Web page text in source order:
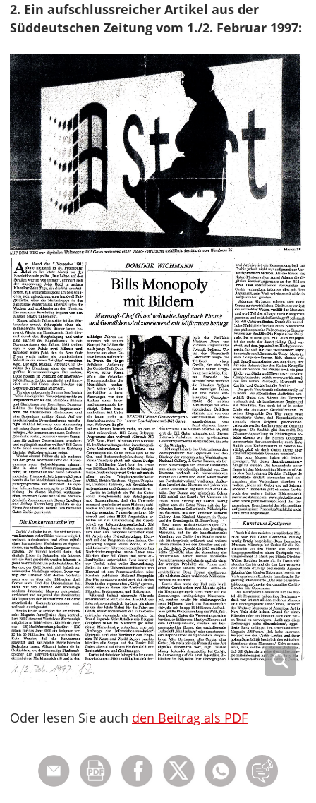
2. Ein aufschlussreicher Artikel aus der
Süddeutschen Zeitung vom 1./2. Februar 1997:
Oder lesen Sie auch den Beitrag als PDF